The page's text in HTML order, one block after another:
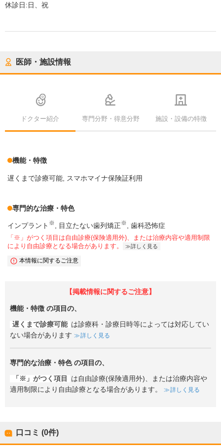
休診日:日、祝
医師・施設情報
ドクター紹介 専門分野・得意分野 施設・設備の特徴
機能・特徴
遅くまで診療可能 スマホマイナ保険証利用
専門的な治療・特色
インプラント ※ 目立たない歯列矯正※ 歯科恐怖症
「※」がつく項目は自由診療(保険適用外)、または治療内容や適用制限
により自由診療となる場合があります。
詳しく見る
本情報に関するご注意
【掲載情報に関するご注意】
機能・特徴 の項目の、
遅くまで診療可能 は診療科・診療日時等によっては対応してい
ない場合があります
詳しく見る
専門的な治療・特色の項目の、
「※」がつく項目
は自由診療(保険適用外)、または治療内容や
適用制限により自由診療となる場合があります。
詳しく見る
口コミ (0件)